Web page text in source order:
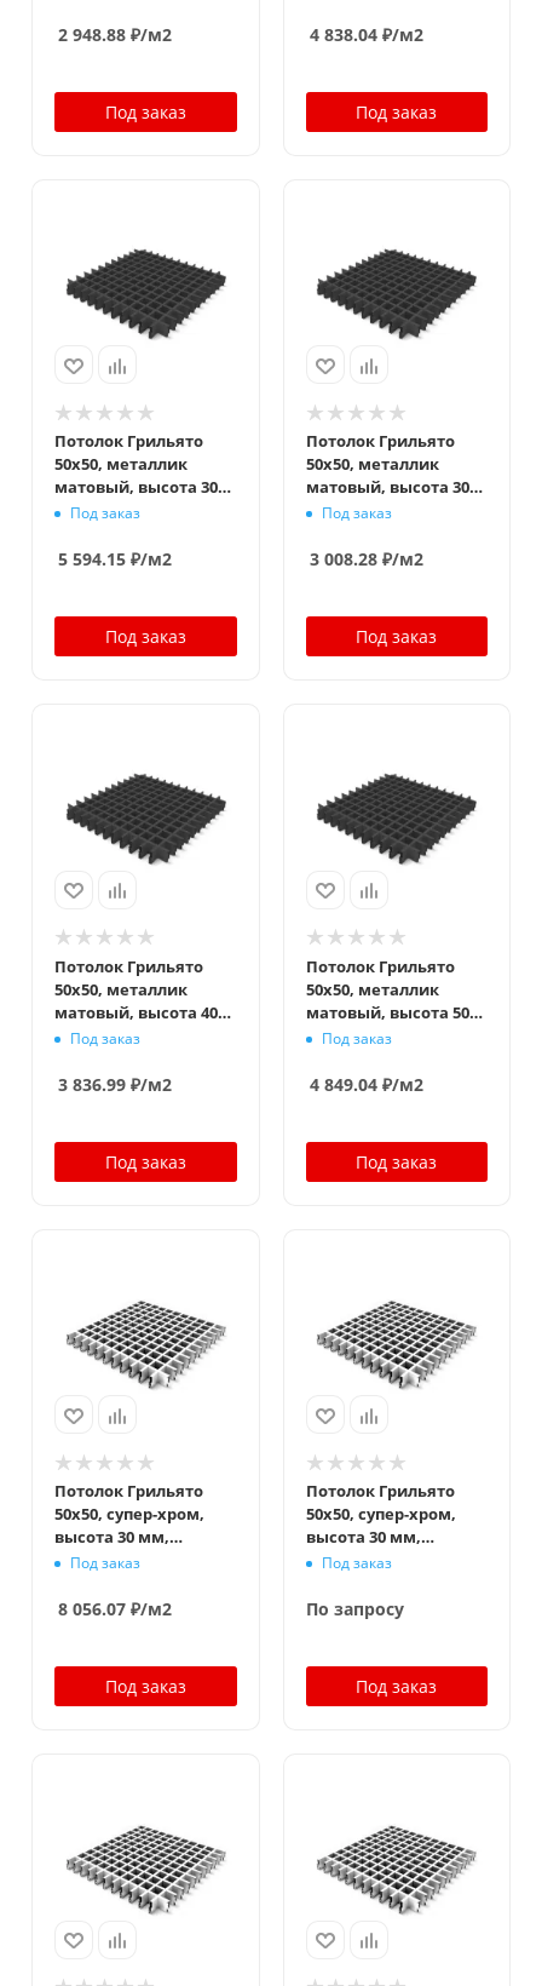
2 948.88 ₽/м2
Под заказ
4 838.04₽/м2
Под заказ
Потолок Грильято
50x50, металлик
матовый, высота 30
мм, ширина 5 мм
Под заказ
5 594.15 ₽/м2
Под заказ
Потолок Грильято
50x50, металлик
матовый, высота 30
мм, ширина 10 мм
Под заказ
3 008.28₽/м2
Под заказ
Потолок Грильято
50x50, металлик
матовый, высота 40
мм, ширина 10 мм
Под заказ
3 836.99 ₽/м2
Под заказ
Потолок Грильято
50x50, металлик
матовый, высота 50
мм, ширина 10 мм
Под заказ
4 849.04₽/м2
Под заказ
Потолок Грильято
50x50, супер-хром,
высота 30 мм,
ширина 5 мм
Под заказ
8 056.07 ₽/м2
Под заказ
Потолок Грильято
50x50, супер-хром,
высота 30 мм,
ширина 10 мм
Под заказ
По запросу
Под заказ